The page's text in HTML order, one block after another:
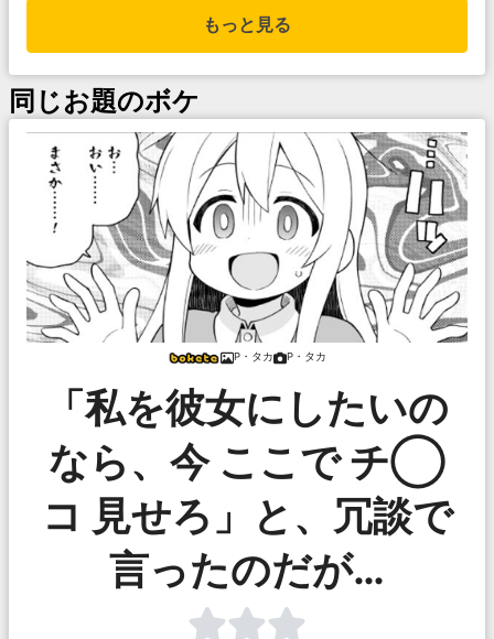
もっと見る
同じお題のボケ
P・タカ P・タカ
「私を彼女にしたいの
なら、今 ここで チ◯
コ 見せろ」と、冗談で
言ったのだが…